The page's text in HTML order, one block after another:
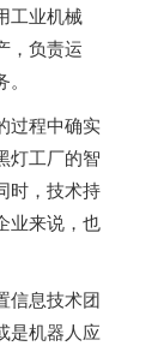
工业机械
，负责运
过程中确实
灯工厂的智
时，技术持
业来说，也
信息技术团
是机器人应